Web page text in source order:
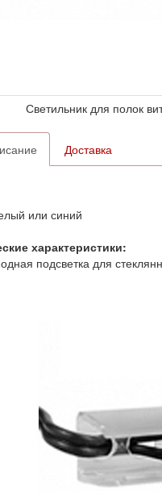
Светильник для полок
Доставка
или синий
характеристики:
подсветка для